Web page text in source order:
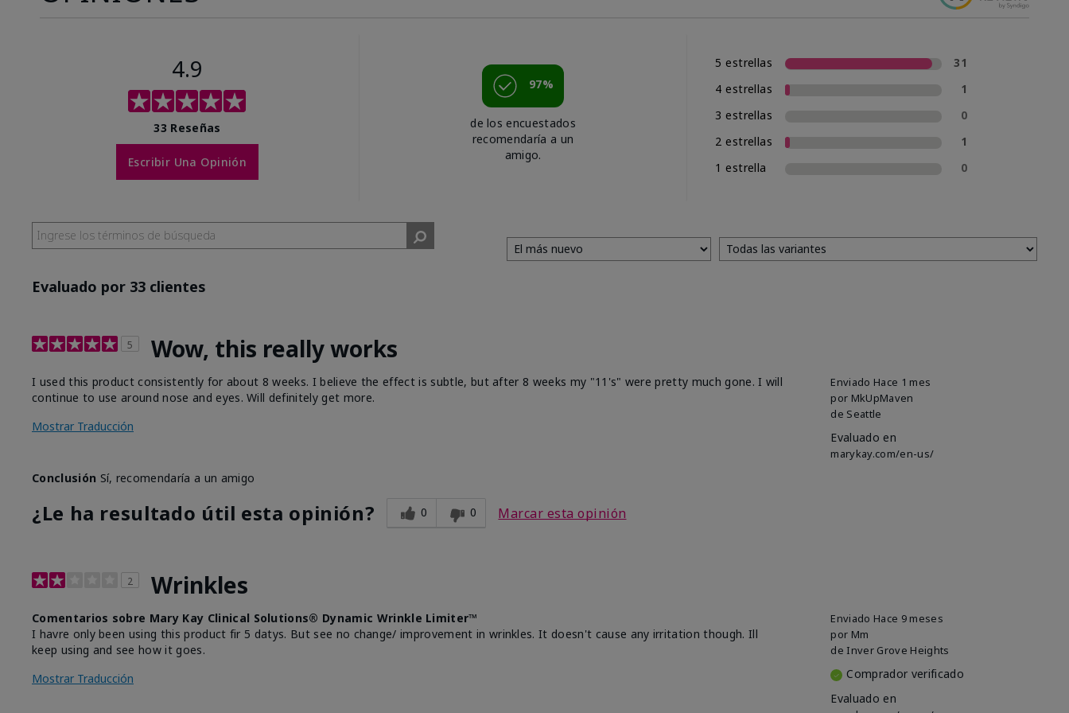
4.9
33 Reseñas
Escribir Una Opinión
97%
de los encuestados
recomendaría a un
amigo.
5 estrellas
31
4 estrellas
1
3 estrellas
0
2 estrellas
1
1 estrella
0
Evaluado por 33 clientes
5 Wow, this really works
Enviado Hace 1 mes
por MkUpMaven
de Seattle
Evaluado en
marykay.com/en-us/
I used this product consistently for about 8 weeks. I believe the effect is subtle, but after 8 weeks my "11's" were pretty much gone. I will
continue to use around nose and eyes. Will definitely get more.
Mostrar Traducción
Conclusión Sí, recomendaría a un amigo
¿Le ha resultado útil esta opinión? 0 0 Marcar esta opinión
2 Wrinkles
Enviado Hace 9 meses
por Mm
de Inver Grove Heights
Comprador verificado
Evaluado en
Comentarios sobre Mary Kay Clinical Solutions® Dynamic Wrinkle Limiter™
I havre only been using this product fir 5 datys. But see no change/ improvement in wrinkles. It doesn't cause any irritation though. Ill
keep using and see how it goes.
Mostrar Traducción